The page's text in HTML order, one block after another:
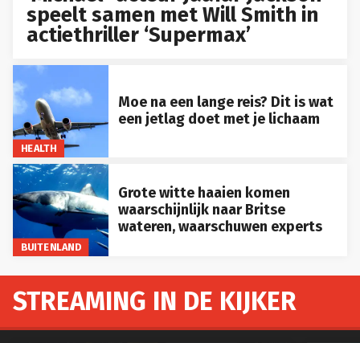
speelt samen met Will Smith in
actiethriller ‘Supermax’
HEALTH
Moe na een lange reis? Dit is wat
een jetlag doet met je lichaam
BUITENLAND
Grote witte haaien komen
waarschijnlijk naar Britse
wateren, waarschuwen experts
STREAMING IN DE KIJKER